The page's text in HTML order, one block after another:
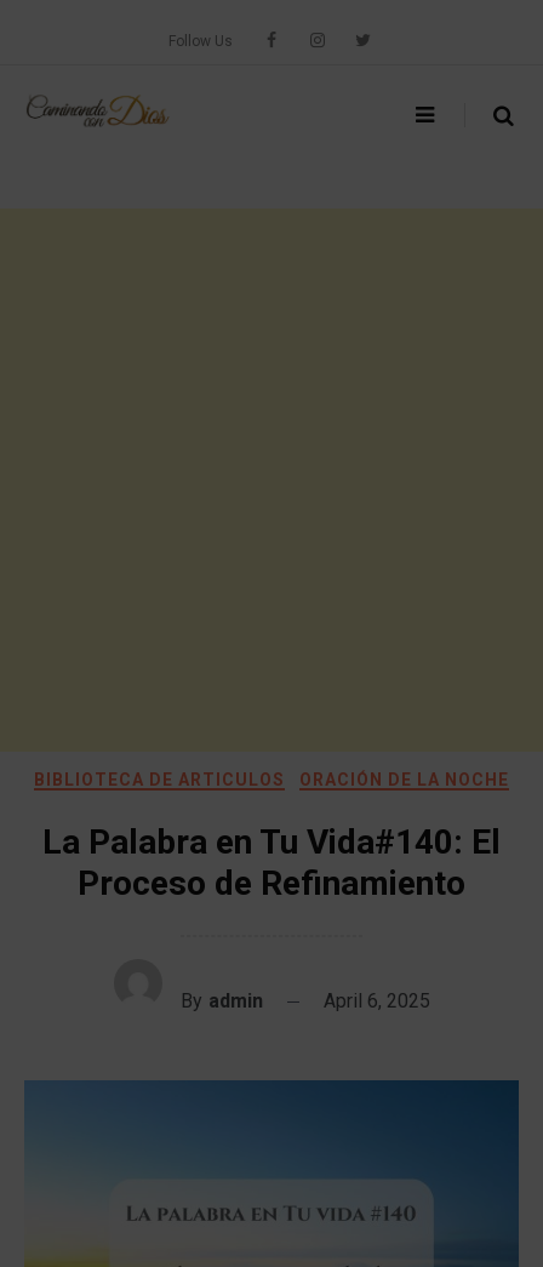
Follow Us
BIBLIOTECA DE ARTICULOS ORACIÓN DE LA NOCHE
La Palabra en Tu Vida#140: El
Proceso de Refinamiento
By admin April 6, 2025